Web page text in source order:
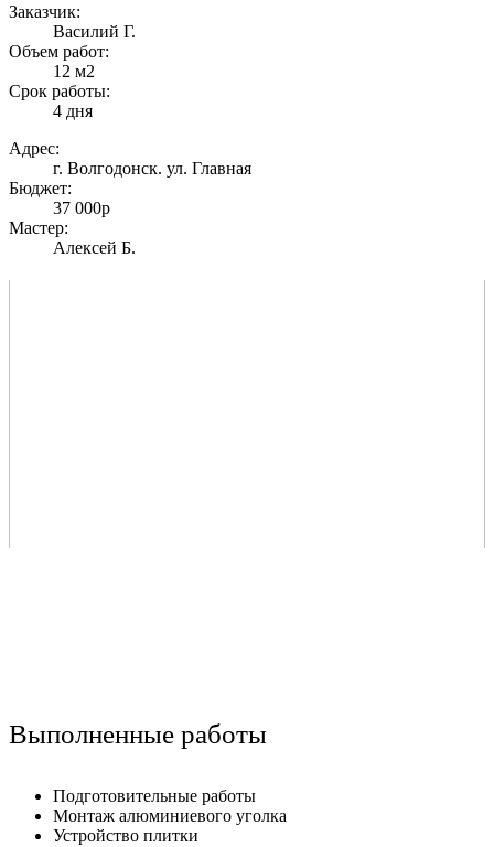
Заказчик:
Василий Г.
Объем работ:
12 м2
Срок работы:
4 дня
Адрес:
г. Волгодонск. ул. Главная
Бюджет:
37 000р
Мастер:
Алексей Б.
Выполненные работы
Подготовительные работы
Монтаж алюминиевого уголка
Устройство плитки